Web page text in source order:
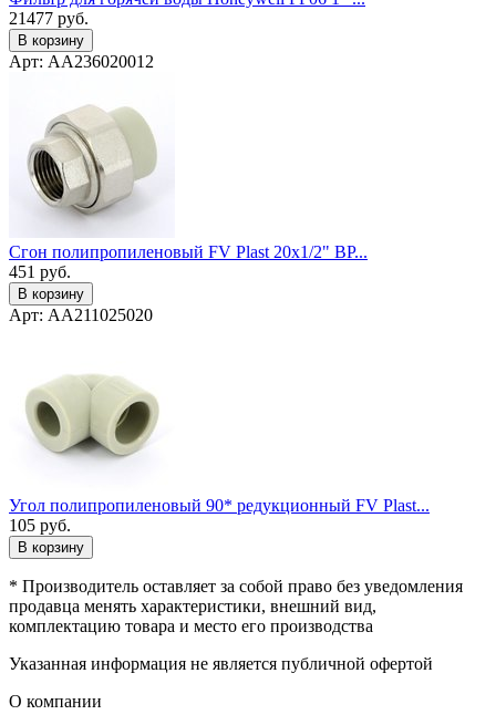
21477 руб.
В корзину
Арт: AA236020012
Сгон полипропиленовый FV Plast 20x1/2" ВР...
451 руб.
В корзину
Арт: AA211025020
Угол полипропиленовый 90* редукционный FV Plast...
105 руб.
В корзину
* Производитель оставляет за собой право без уведомления
продавца менять характеристики, внешний вид,
комплектацию товара и место его производства
Указанная информация не является публичной офертой
О компании